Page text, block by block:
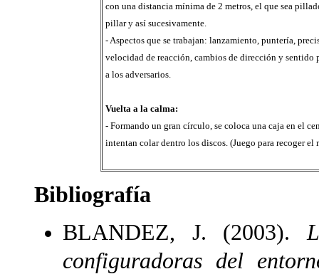
con una distancia mínima de 2 metros, el que sea
pillar y así sucesivamente.
- Aspectos que se trabajan: lanzamiento, puntería,
velocidad de reacción, cambios de dirección y sentido
a los adversarios.
Vuelta a la calma:
- Formando un gran círculo, se coloca una caja en el
intentan colar dentro los discos. (Juego para recoger el
Bibliografía
BLANDEZ, J. (2003).
configuradoras del